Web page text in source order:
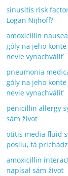
sinusitis risk
Logan Nijhoff?
amoxicillin
góly na jeho
nevie vynachváliť
pneumonia
góly na jeho
nevie vynachváliť
penicillin allergy
sám život
otitis media fluid
posilu, tá
amoxicillin
napísal sám život